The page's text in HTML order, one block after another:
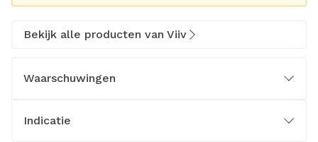
Bekijk alle producten van Viiv
Waarschuwingen
Indicatie